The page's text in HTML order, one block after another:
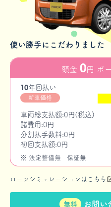
使い勝手にこだわりました
頭金 0円 ボ
10年回払い
新車価格
車両総支払額:0円(税込)
諸費用:0円
分割払手数料:0円
初回支払額:0円
※ 法定整備無保証無
ローンシミュレーションはこちら
無料 お問い